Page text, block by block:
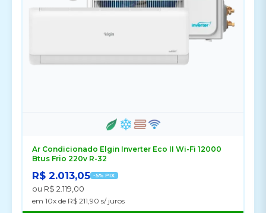
Ar Condicionado Elgin Inverter Eco II Wi-Fi 12000
Btus Frio 220v R-32
R$ 2.013,05 -5% PIX
ou R$ 2.119,00
em 10x de R$ 211,90 s/ juros